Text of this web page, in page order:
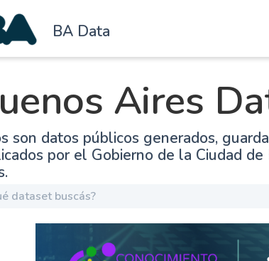
BA Data
Aires
son datos públicos generados,
por el Gobierno de la Ciudad de